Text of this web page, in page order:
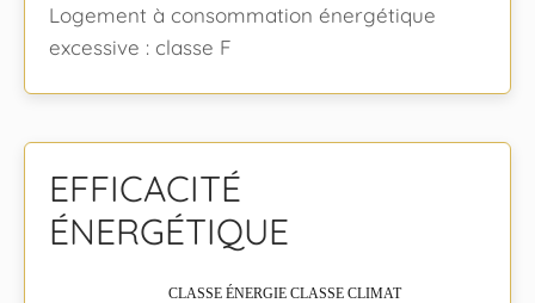
Logement à consommation énergétique
excessive : classe F
EFFICACITÉ
ÉNERGÉTIQUE